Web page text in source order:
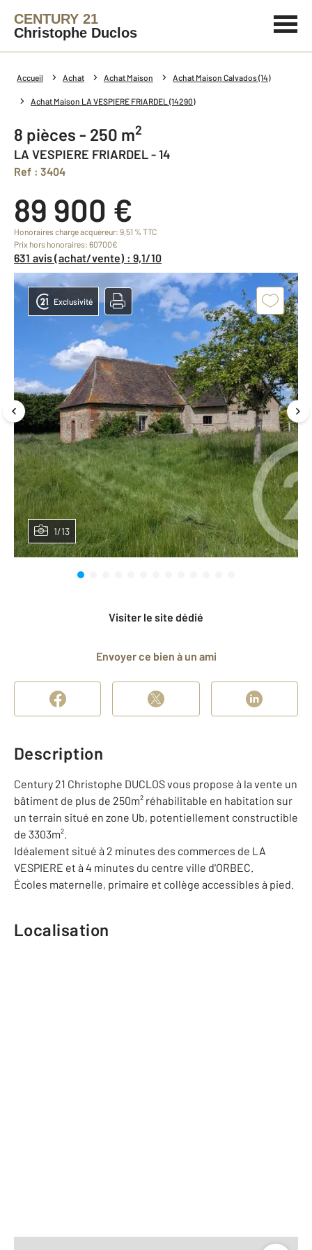
CENTURY 21
Christophe Duclos
Accueil Achat Achat Maison Achat Maison Calvados (14)
Achat Maison LA VESPIERE FRIARDEL (14290)
8 pièces - 250 m2
LA VESPIERE FRIARDEL - 14
Ref : 3404
89 900 €
Honoraires charge acquéreur: 9,51 % TTC
Prix hors honoraires: 60700€
631 avis (achat/vente) : 9,1/10
1/13
Exclusivité
Visiter le site dédié
Envoyer ce bien à un ami
Description
Century 21 Christophe DUCLOS vous propose à la vente un
bâtiment de plus de 250m² réhabilitable en habitation sur
un terrain situé en zone Ub, potentiellement constructible
de 3303m².
Idéalement situé à 2 minutes des commerces de LA
VESPIERE et à 4 minutes du centre ville d'ORBEC.
Écoles maternelle, primaire et collège accessibles à pied.
Localisation